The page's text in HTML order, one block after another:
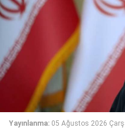
Yayınlanma: 05 Ağustos 2026